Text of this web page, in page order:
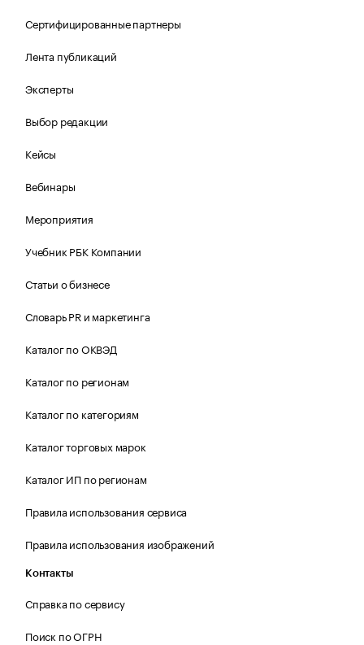
Сертифицированные партнеры
Лента публикаций
Эксперты
Выбор редакции
Кейсы
Вебинары
Мероприятия
Учебник РБК Компании
Статьи о бизнесе
Словарь PR и маркетинга
Каталог по ОКВЭД
Каталог по регионам
Каталог по категориям
Каталог торговых марок
Каталог ИП по регионам
Правила использования сервиса
Правила использования изображений
Контакты
Справка по сервису
Поиск по ОГРН